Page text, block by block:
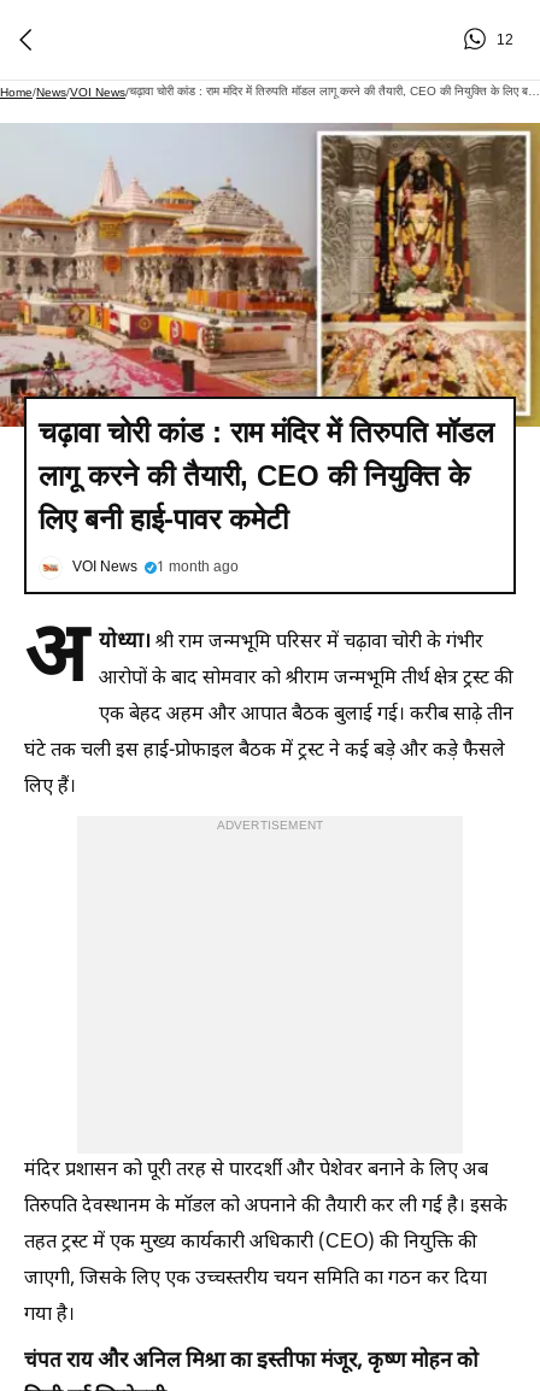
12
Home/News/VOI News/
चढ़ावा चोरी कांड : राम मंदिर में तिरुपति मॉडल
लागू करने की तैयारी, CEO की नियुक्ति के
लिए बनी हाई-पावर कमेटी
VOI News 1 month ago
अ योध्या। श्री राम जन्मभूमि परिसर में चढ़ावा चोरी के गंभीर
आरोपों के बाद सोमवार को श्रीराम जन्मभूमि तीर्थ क्षेत्र ट्रस्ट की
एक बेहद अहम और आपात बैठक बुलाई गई। करीब साढ़े तीन
घंटे तक चली इस हाई-प्रोफाइल बैठक में ट्रस्ट ने कई बड़े और कड़े फैसले
लिए हैं।
ADVERTISEMENT
मंदिर प्रशासन को पूरी तरह से पारदर्शी और पेशेवर बनाने के लिए अब
तिरुपति देवस्थानम के मॉडल को अपनाने की तैयारी कर ली गई है। इसके
तहत ट्रस्ट में एक मुख्य कार्यकारी अधिकारी (CEO) की नियुक्ति की
जाएगी, जिसके लिए एक उच्चस्तरीय चयन समिति का गठन कर दिया
गया है।
चंपत राय और अनिल मिश्रा का इस्तीफा मंजूर, कृष्ण मोहन को